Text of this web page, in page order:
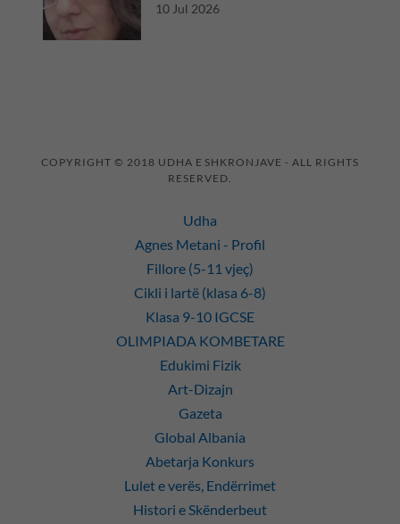
10 Jul 2026
COPYRIGHT © 2018 UDHA E SHKRONJAVE - ALL RIGHTS
RESERVED.
Udha
Agnes Metani - Profil
Fillore (5-11 vjeç)
Cikli i lartë (klasa 6-8)
Klasa 9-10 IGCSE
OLIMPIADA KOMBETARE
Edukimi Fizik
Art-Dizajn
Gazeta
Global Albania
Abetarja Konkurs
Lulet e verës, Endërrimet
Histori e Skënderbeut